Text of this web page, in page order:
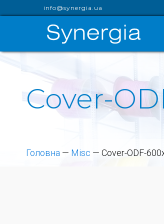
info@synergia.ua
Cover-
Головна — Misc — Cover-ODF-